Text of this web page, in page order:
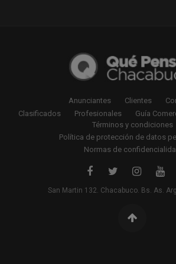
Anunciantes Clientes
Clasificados
Profesionales Guía
Términos y condiciones
Política de protección de datos
Normas de
San Martin 132. Chacabuco. Bs. As.